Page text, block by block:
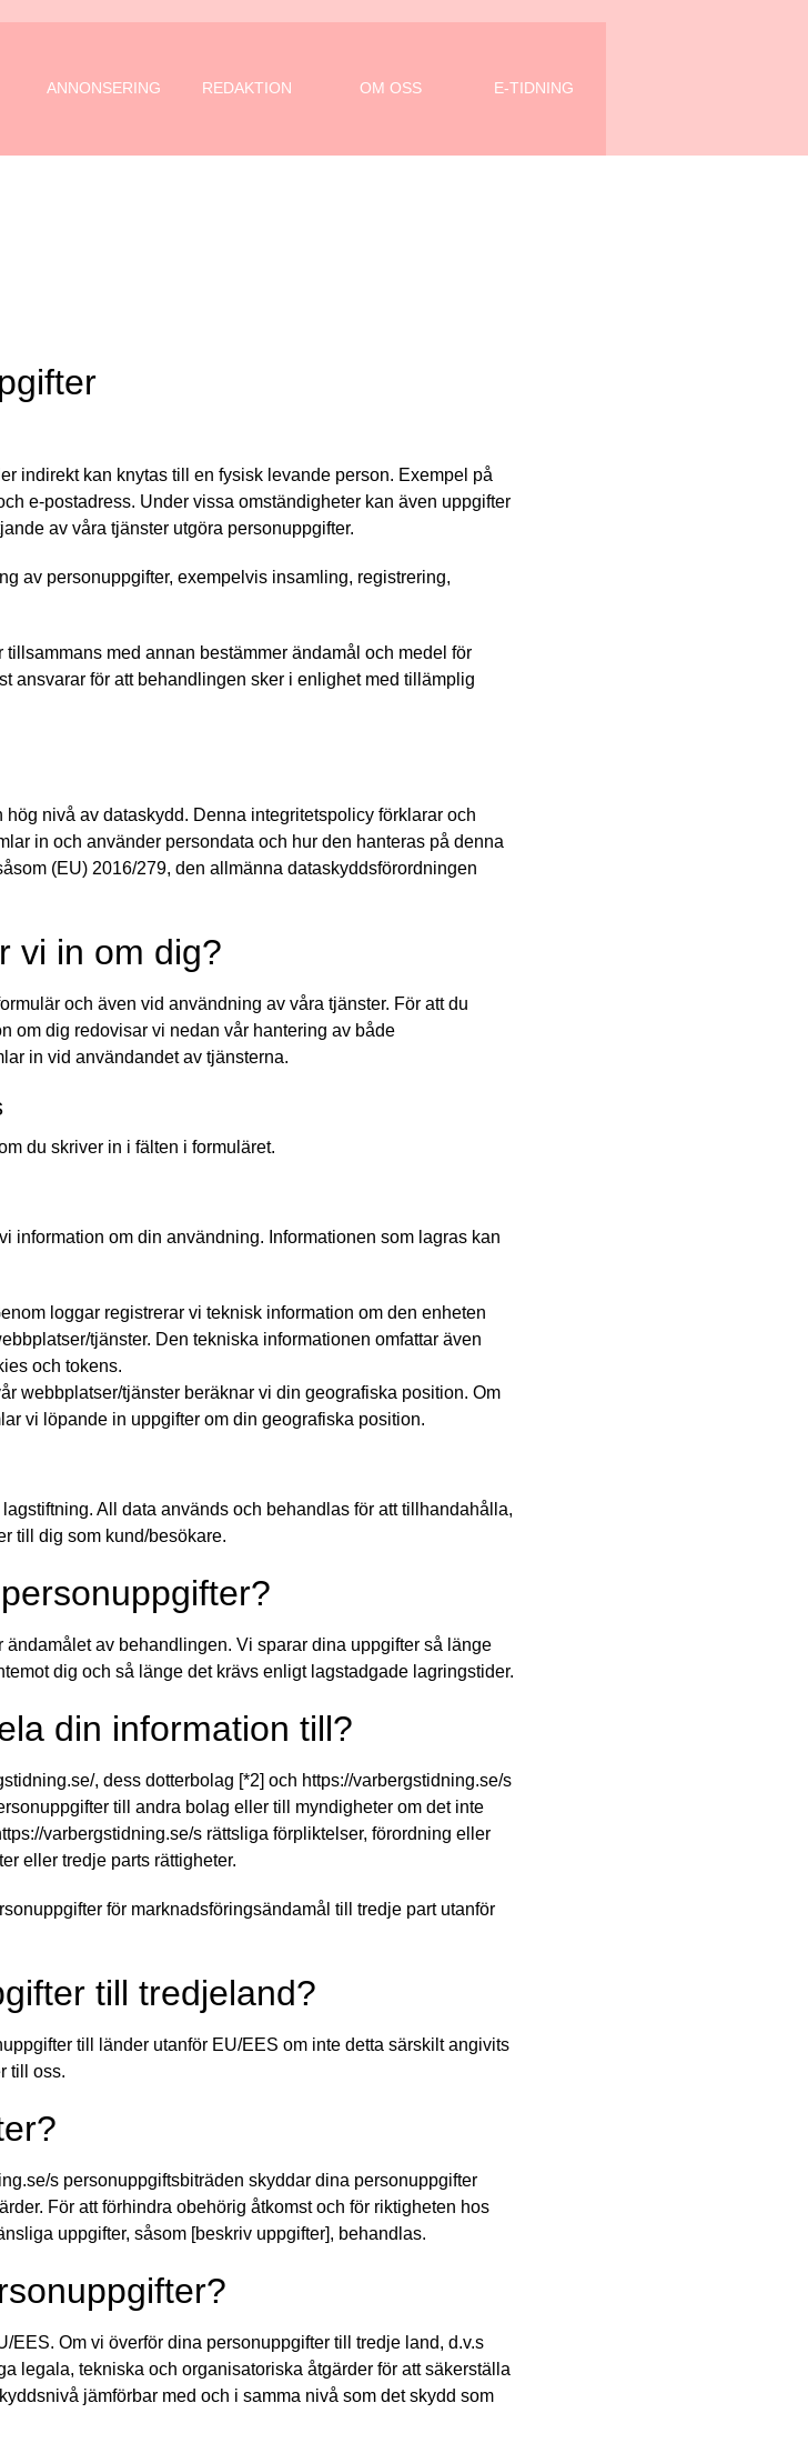
ANNONSERING REDAKTION OM OSS E-TIDNING
indirekt kan knytas till en fysisk levande person. Exempel på
e-postadress. Under vissa omständigheter kan även uppgifter
av våra tjänster utgöra personuppgifter.
av personuppgifter, exempelvis insamling, registrering,
tillsammans med annan bestämmer ändamål och medel för
ansvarar för att behandlingen sker i enlighet med tillämplig
nivå av dataskydd. Denna integritetspolicy förklarar och
in och använder persondata och hur den hanteras på denna
(EU) 2016/279, den allmänna dataskyddsförordningen
vi in om dig?
och även vid användning av våra tjänster. För att du
om dig redovisar vi nedan vår hantering av både
in vid användandet av tjänsterna.
du skriver in i fälten i formuläret.
information om din användning. Informationen som lagras kan
loggar registrerar vi teknisk information om den enheten
tjänster. Den tekniska informationen omfattar även
och tokens.
webbplatser/tjänster beräknar vi din geografiska position. Om
vi löpande in uppgifter om din geografiska position.
All data används och behandlas för att tillhandahålla,
till dig som kund/besökare.
av behandlingen. Vi sparar dina uppgifter så länge
dig och så länge det krävs enligt lagstadgade lagringstider.
din information till?
, dess dotterbolag [*2] och https://varbergstidning.se/s
till andra bolag eller till myndigheter om det inte
varbergstidning.se/s rättsliga förpliktelser, förordning eller
eller tredje parts rättigheter.
för marknadsföringsändamål till tredje part utanför
till tredjeland?
till länder utanför EU/EES om inte detta särskilt angivits
till oss.
s personuppgiftsbiträden skyddar dina personuppgifter
För att förhindra obehörig åtkomst och för riktigheten hos
uppgifter, såsom [beskriv uppgifter], behandlas.
Om vi överför dina personuppgifter till tredje land, d.v.s
legala, tekniska och organisatoriska åtgärder för att säkerställa
jämförbar med och i samma nivå som det skydd som